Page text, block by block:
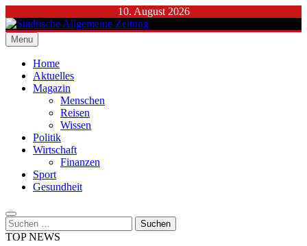
to
content
10. August 2026
Städtische Allgemeine Zeitung
Menu
Home
Aktuelles
Magazin
Menschen
Reisen
Wissen
Politik
Wirtschaft
Finanzen
Sport
Gesundheit
Suchen
nach:
TOP NEWS